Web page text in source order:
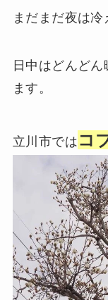
まだまだ夜は冷
日中はどんど
ます。
立川市では コ